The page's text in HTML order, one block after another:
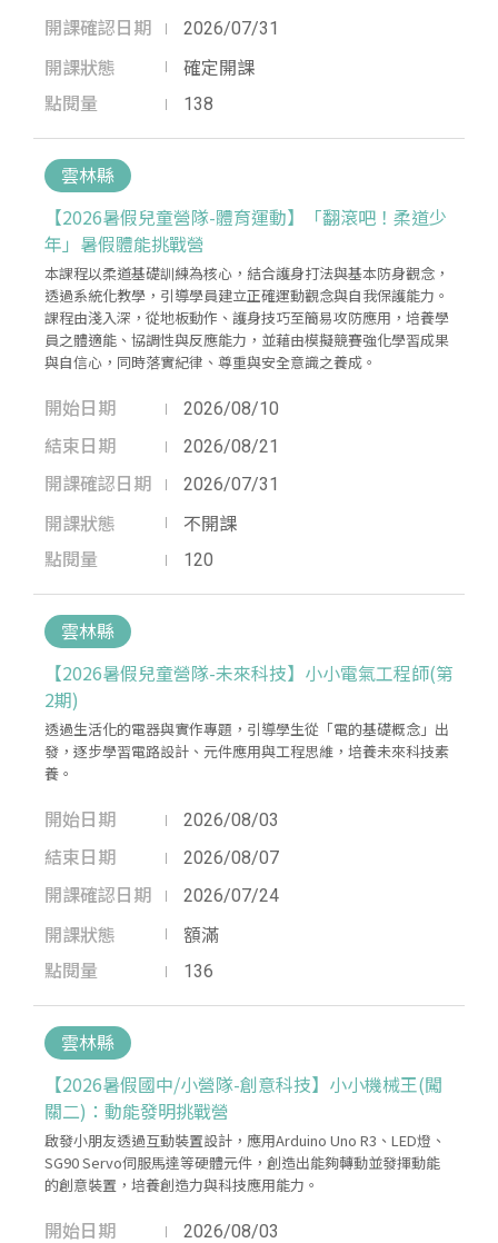
開課確認日期
2026/07/31
開課狀態 確定開課
點閱量 138
雲林縣
【2026暑假兒童營隊-體育運動】「翻滾吧！柔道少
年」暑假體能挑戰營
本課程以柔道基礎訓練為核心，結合護身打法與基本防身觀念，
透過系統化教學，引導學員建立正確運動觀念與自我保護能力。
課程由淺入深，從地板動作、護身技巧至簡易攻防應用，培養學
員之體適能、協調性與反應能力，並藉由模擬競賽強化學習成果
與自信心，同時落實紀律、尊重與安全意識之養成。
開始日期
2026/08/10
結束日期
2026/08/21
開課確認日期
2026/07/31
開課狀態 不開課
點閱量 120
雲林縣
【2026暑假兒童營隊-未來科技】小小電氣工程師(第
2期)
透過生活化的電器與實作專題，引導學生從「電的基礎概念」出
發，逐步學習電路設計、元件應用與工程思維，培養未來科技素
養。
開始日期
2026/08/03
結束日期
2026/08/07
開課確認日期
2026/07/24
開課狀態 額滿
點閱量 136
雲林縣
【2026暑假國中/小營隊-創意科技】小小機械王(闖
關二)：動能發明挑戰營
啟發小朋友透過互動裝置設計，應用Arduino Uno R3、LED燈、
SG90 Servo伺服馬達等硬體元件，創造出能夠轉動並發揮動能
的創意裝置，培養創造力與科技應用能力。
開始日期
2026/08/03